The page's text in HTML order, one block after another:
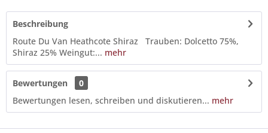
Beschreibung
Route Du Van Heathcote Shiraz Trauben: Dolcetto 75%,
Shiraz 25% Weingut:... mehr
Bewertungen
0
Bewertungen lesen, schreiben und diskutieren... mehr